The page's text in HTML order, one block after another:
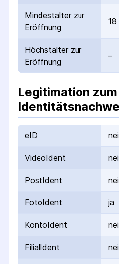
Mindestalter zur
Eröffnung
18
Höchstalter zur
Eröffnung
–
Legitimation zum
eID
VideoIdent
PostIdent
FotoIdent ja
KontoIdent
FilialIdent